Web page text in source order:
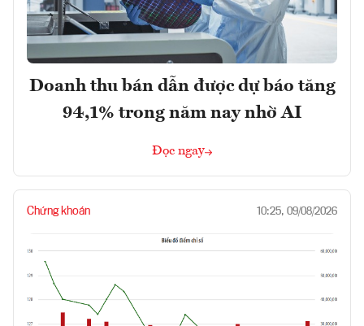
Doanh thu bán dẫn được dự báo tăng
94,1% trong năm nay nhờ AI
Đọc ngay
Chứng khoán 10:25, 09/08/2026